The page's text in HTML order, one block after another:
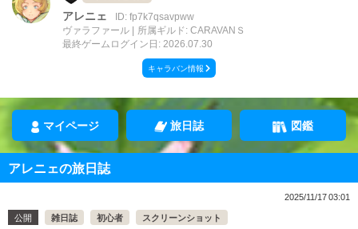
アレニェ
ID: fp7k7qsavpww
ヴァラファール
所属ギルド: CARAVANＳ
最終ゲームログイン日: 2026.07.30
キャラバン情報
マイページ 旅日誌 図鑑
アレニェの旅日誌
2025/11/17 03:01
公開
雑日誌 初心者 スクリーンショット